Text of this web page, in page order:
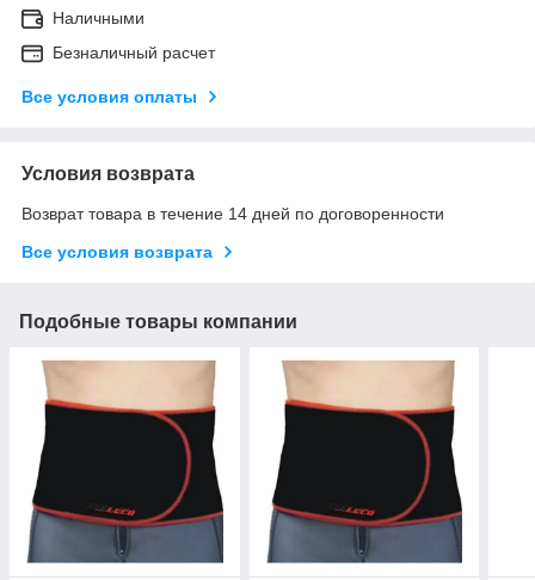
Наличными
Безналичный расчет
Все условия оплаты
Условия возврата
Возврат товара в течение 14 дней по договоренности
Все условия возврата
Подобные товары компании